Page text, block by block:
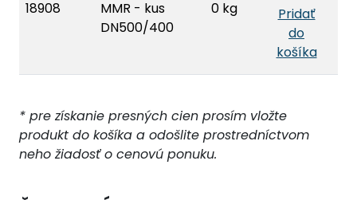
18908
MMR - kus
DN500/400
0 kg
Pridať
do
košíka
* pre získanie presných cien prosím vložte
produkt do košíka a odošlite prostredníctvom
neho žiadosť o cenovú ponuku.